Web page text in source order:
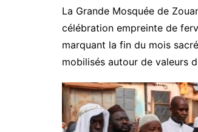
La Grande Mosquée de
célébration empreinte de
marquant la fin du mois
mobilisés autour de valeurs